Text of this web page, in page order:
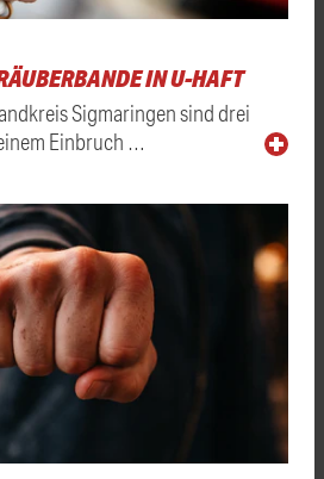
IN U-HAFT
Sigmaringen sind drei
Einbruch …